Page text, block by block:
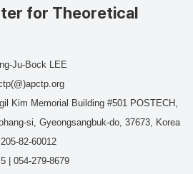
for Theoretical
Ju-Bock LEE
Kim Memorial Building #501 POSTECH,
si, Gyeongsangbuk-do, 37673, Korea
205-82-60012
| 054-279-8679